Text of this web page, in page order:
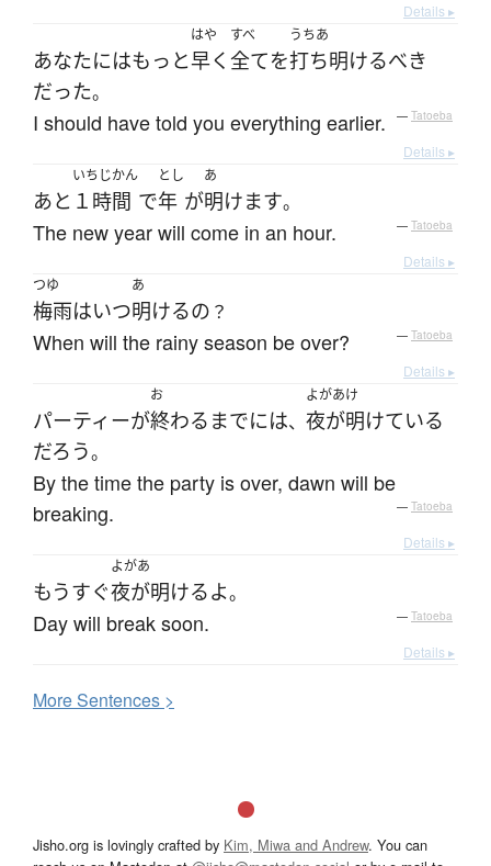
Details ▸
あなたにはもっと
はや
早く
すべ
全てを
うちあ
打ち明けるべき
だった。
I should have told you everything earlier. — Tatoeba
Details ▸
あと
いちじかん
１時間 で
とし
年 が
あ
明けます。
The new year will come in an hour. — Tatoeba
Details ▸
つゆ
梅雨はいつ
あ
明けるの ？
When will the rainy season be over? — Tatoeba
Details ▸
パーティーが
お
終わる までには、
よがあけ
夜が明けている
だろう。
By the time the party is over, dawn will be
breaking.
— Tatoeba
Details ▸
もうすぐ
よがあ
夜が明けるよ。
Day will break soon. — Tatoeba
Details ▸
MoreSentences >
Jisho.org is lovingly crafted by Kim, Miwa and Andrew. You can